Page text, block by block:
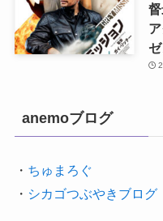
anemoブログ
・ ちゅまろぐ
・ シカゴつぶやきブログ